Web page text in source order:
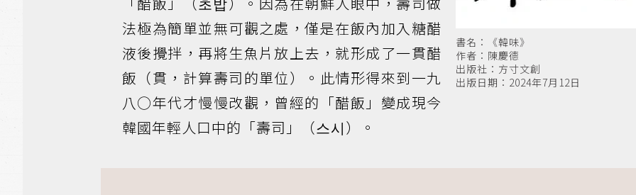
書名：《韓味》
作者：陳慶德
出版社：方寸文創
出版日期：2024年7月12日
法極為簡單並無可觀之處，僅是在飯內加入糖醋
液後攪拌，再將生魚片放上去，就形成了一貫醋
飯（貫，計算壽司的單位）。此情形得來到一九
八○年代才慢慢改觀，曾經的「醋飯」變成現今
韓國年輕人口中的「壽司」（스시）。